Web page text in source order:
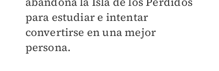
para estudiar e intentar
convertirse en una mejor
persona.